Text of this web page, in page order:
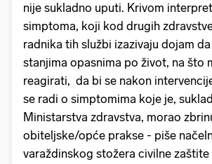
nije sukladno uputi. Krivom
simptoma, koji kod drugih
radnika tih službi izazivaju dojam
stanjima opasnima po život, na što
reagirati, da bi se nakon
se radi o simptomima koje je,
Ministarstva zdravstva, morao
obiteljske/opće prakse - piše
varaždinskog stožera civilne zaštite